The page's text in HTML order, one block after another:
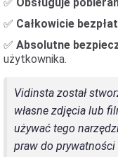
✅ Obsługuje
✅ Całkowicie
✅ Absolutne
użytkownika.
Vidinsta został
własne zdjęcia lub
używać tego
praw do prywatności